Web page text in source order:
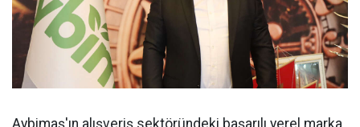
Aybimaş'ın alışveriş sektöründeki başarılı yerel marka